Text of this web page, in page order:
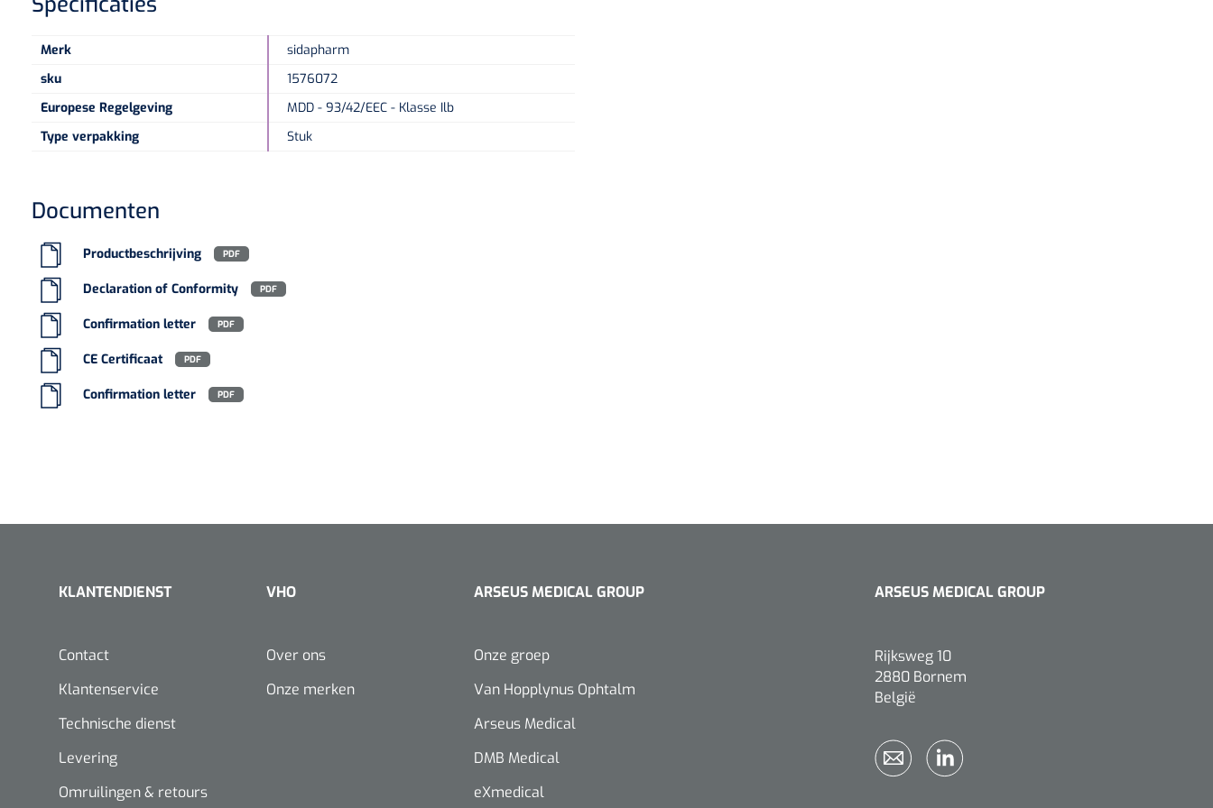
Merk
sidapharm
sku
1576072
Europese Regelgeving
MDD - 93/42/EEC - Klasse Ilb
Type verpakking
Stuk
Documenten
Productbeschrijving PDF
Declaration of Conformity PDF
Confirmation letter PDF
CE Certificaat PDF
Confirmation letter PDF
KLANTENDIENST
Contact
Klantenservice
Technische dienst
Levering
Omruilingen & retours
VHO
Over ons
Onze merken
ARSEUS MEDICAL GROUP
Onze groep
Van Hopplynus Ophtalm
Arseus Medical
DMB Medical
eXmedical
ARSEUS MEDICAL GROUP
Rijksweg 10
2880 Bornem
België